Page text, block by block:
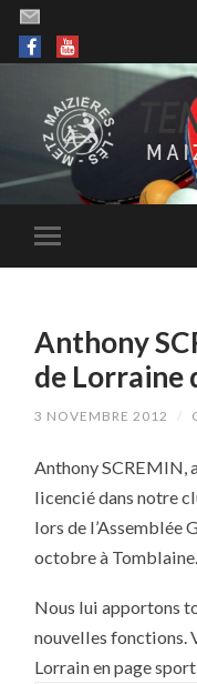
Anthony
de Lorraine
3 NOVEMBRE 2012 /
Anthony SCREMIN,
licencié dans notre
lors de l’Assemblée
octobre à Tomblaine.
Nous lui apportons
nouvelles fonctions.
Lorrain en page